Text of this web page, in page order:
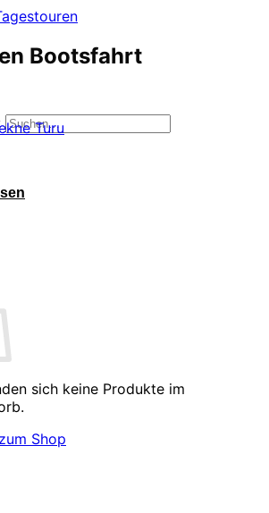
sich keine Produkte im
Shop
Bootsfahrt